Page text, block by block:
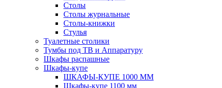
Столы
Столы журнальные
Столы-книжки
Стулья
Туалетные столики
Тумбы под ТВ и Аппаратуру
Шкафы распашные
Шкафы-купе
ШКАФЫ-КУПЕ 1000 ММ
Шкафы-купе 1100 мм